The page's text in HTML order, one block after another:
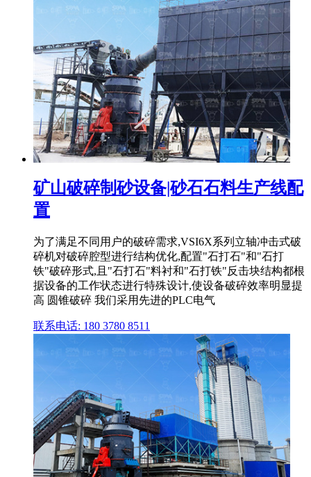
矿山破碎制砂设备|砂石石料生产线配
置
为了满足不同用户的破碎需求,VSI6X系列立轴冲击式破
碎机对破碎腔型进行结构优化,配置"石打石"和"石打
铁"破碎形式,且"石打石"料衬和"石打铁"反击块结构都根
据设备的工作状态进行特殊设计,使设备破碎效率明显提
高 圆锥破碎 我们采用先进的PLC电气
联系电话: 180 3780 8511